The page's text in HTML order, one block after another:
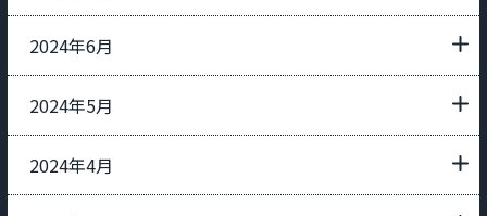
2024年6月
2024年5月
2024年4月